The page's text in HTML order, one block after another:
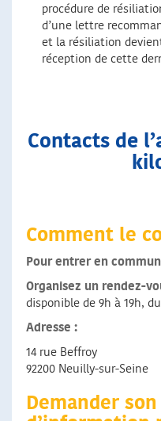
procédure de
d’une lettre
et la résiliation
réception de cette
Contacts de
Comment le
Pour entrer en
Organisez un rendez-
disponible de 9h à 19h,
Adresse :
14 rue Beffroy
92200 Neuilly-sur-Seine
Demander